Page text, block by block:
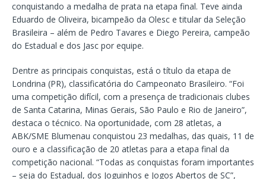
conquistando a medalha de prata na etapa final. Teve ainda
Eduardo de Oliveira, bicampeão da Olesc e titular da Seleção
Brasileira – além de Pedro Tavares e Diego Pereira, campeão
do Estadual e dos Jasc por equipe.
Dentre as principais conquistas, está o título da etapa de
Londrina (PR), classificatória do Campeonato Brasileiro. “Foi
uma competição difícil, com a presença de tradicionais clubes
de Santa Catarina, Minas Gerais, São Paulo e Rio de Janeiro”,
destaca o técnico. Na oportunidade, com 28 atletas, a
ABK/SME Blumenau conquistou 23 medalhas, das quais, 11 de
ouro e a classificação de 20 atletas para a etapa final da
competição nacional. “Todas as conquistas foram importantes
– seja do Estadual, dos Joguinhos e Jogos Abertos de SC”,